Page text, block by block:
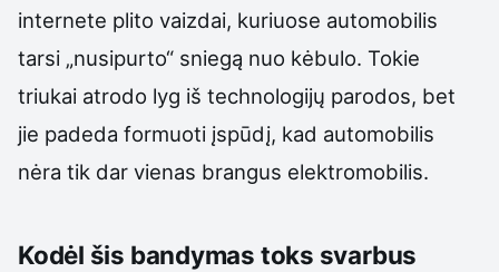
internete plito vaizdai, kuriuose automobilis
tarsi „nusipurto“ sniegą nuo kėbulo. Tokie
triukai atrodo lyg iš technologijų parodos, bet
jie padeda formuoti įspūdį, kad automobilis
nėra tik dar vienas brangus elektromobilis.
Kodėl šis bandymas toks svarbus